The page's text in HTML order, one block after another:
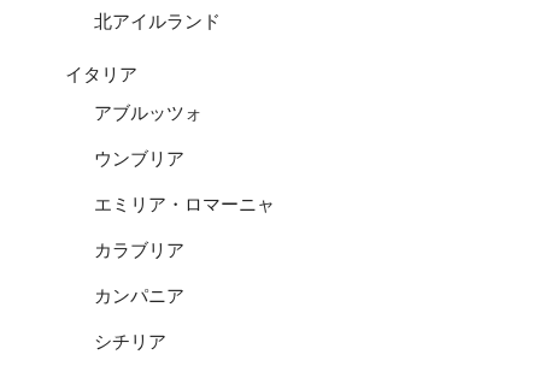
北アイルランド
イタリア
アブルッツォ
ウンブリア
エミリア・ロマーニャ
カラブリア
カンパニア
シチリア